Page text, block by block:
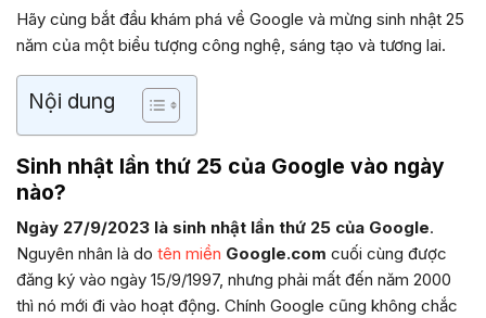
Hãy cùng bắt đầu khám phá về Google và mừng sinh nhật 25
năm của một biểu tượng công nghệ, sáng tạo và tương lai.
Nội dung
Sinh nhật lần thứ 25 của Google vào ngày
nào?
Ngày 27/9/2023 là sinh nhật lần thứ 25 của Google.
Nguyên nhân là do tên miền Google.com cuối cùng được
đăng ký vào ngày 15/9/1997, nhưng phải mất đến năm 2000
thì nó mới đi vào hoạt động. Chính Google cũng không chắc